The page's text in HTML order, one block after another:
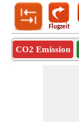
Flugzeit
CO2 Emission